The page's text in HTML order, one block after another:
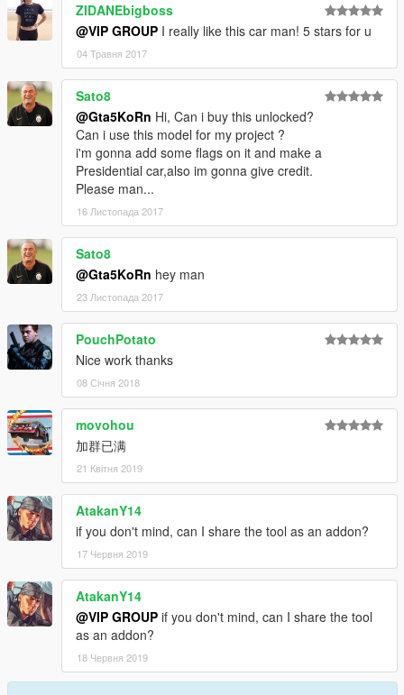
ZIDANEbigboss
@VIP GROUP I really like this car man! 5 stars for u
04 Травня 2017
Sato8
@Gta5KoRn Hi, Can i buy this unlocked?
Can i use this model for my project ?
i'm gonna add some flags on it and make a
Presidential car,also im gonna give credit.
Please man...
16 Листопада 2017
Sato8
@Gta5KoRn hey man
23 Листопада 2017
PouchPotato
Nice work thanks
08 Січня 2018
movohou
加群已满
21 Квітня 2019
AtakanY14
if you don't mind, can I share the tool as an addon?
17 Червня 2019
AtakanY14
@VIP GROUP if you don't mind, can I share the tool
as an addon?
18 Червня 2019